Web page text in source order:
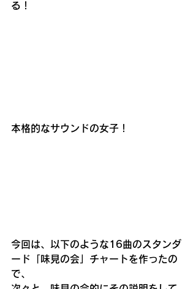
る！
本格的なサウンドの女子！
今回は、以下のような16曲のスタンダ
ード「味見の会」チャートを作ったの
で、